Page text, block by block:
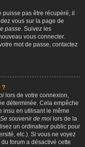
pas être récupéré, il
vous sur la page de
passe. Suivez les
vous connecter.
mot de passe, contactez
?
lors de votre connexion,
déterminée. Cela empêche
insu en utilisant le même
Se souvenir de moi lors de la
un ordinateur public pour
etc.). Si vous ne voyez
forum a désactivé cette